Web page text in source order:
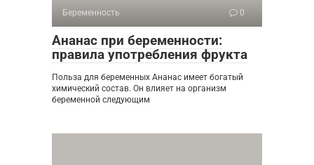
Беременность 0
Ананас при беременности:
правила употребления фрукта
Польза для беременных Ананас имеет богатый
химический состав. Он влияет на организм
беременной следующим